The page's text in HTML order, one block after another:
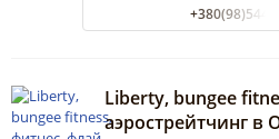
+380(98)544-
Liberty, bungee
аэрострейтчинг в